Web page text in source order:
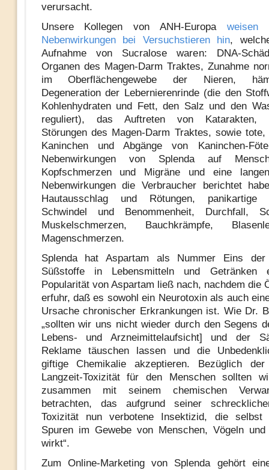
verursacht.
Unsere Kollegen von ANH-Europa weisen
Nebenwirkungen bei Versuchstieren hin,
Aufnahme von Sucralose waren: DNA-
Organen des Magen-Darm Traktes, Zunahme
im Oberflächengewebe der Nieren,
Degeneration der Lebernierenrinde (die den
Kohlenhydraten und Fett, den Salz und den
reguliert), das Auftreten von Katarakten,
Störungen des Magen-Darm Traktes, sowie tote,
Kaninchen und Abgänge von Kaninchen-
Nebenwirkungen von Splenda auf
Kopfschmerzen und Migräne und eine
Nebenwirkungen die Verbraucher berichtet
Hautausschlag und Rötungen, panikartige
Schwindel und Benommenheit, Durchfall,
Muskelschmerzen, Bauchkrämpfe,
Magenschmerzen.
Splenda hat Aspartam als Nummer Eins der
Süßstoffe in Lebensmitteln und Getränken
Popularität von Aspartam ließ nach, nachdem die
erfuhr, daß es sowohl ein Neurotoxin als auch
Ursache chronischer Erkrankungen ist. Wie Dr.
„sollten wir uns nicht wieder durch den Segens
Lebens- und Arzneimittelaufsicht] und der
Reklame täuschen lassen und die
giftige Chemikalie akzeptieren. Bezüglich der
Langzeit-Toxizität für den Menschen sollten
zusammen mit seinem chemischen
betrachten, das aufgrund seiner
Toxizität nun verbotene Insektizid, die selbst
Spuren im Gewebe von Menschen, Vögeln und
wirkt“.
Zum Online-Marketing von Splenda gehört